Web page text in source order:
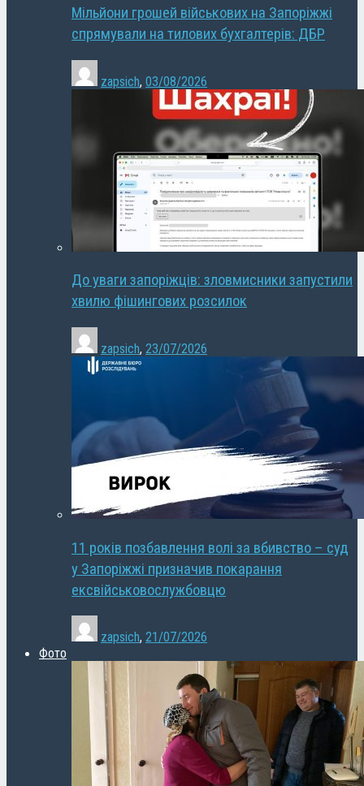
Мільйони грошей військових на Запоріжжі
спрямували на тилових бухгалтерів: ДБР
zapsich, 03/08/2026
До уваги запоріжців: зловмисники запустили
хвилю фішингових розсилок
zapsich, 23/07/2026
11 років позбавлення волі за вбивство – суд
у Запоріжжі призначив покарання
ексвійськовослужбовцю
zapsich, 21/07/2026
Фото